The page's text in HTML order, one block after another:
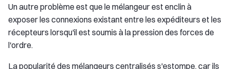
Un autre problème est que le mélangeur est enclin à
exposer les connexions existant entre les expéditeurs et les
récepteurs lorsqu'il est soumis à la pression des forces de
l'ordre.
La popularité des mélangeurs centralisés s'estompe, car ils